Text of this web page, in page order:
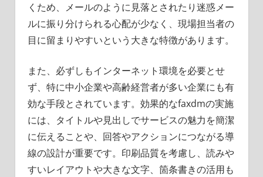
くため、メールのように見落とされたり迷惑メー
ルに振り分けられる心配が少なく、現場担当者の
目に留まりやすいという大きな特徴があります。
また、必ずしもインターネット環境を必要とせ
ず、特に中小企業や高齢経営者が多い企業にも有
効な手段とされています。効果的なfaxdmの実施
には、タイトルや見出しでサービスの魅力を簡潔
に伝えることや、回答やアクションにつながる導
線の設計が重要です。印刷品質を考慮し、読みや
すいレイアウトや大きな文字、箇条書きの活用も